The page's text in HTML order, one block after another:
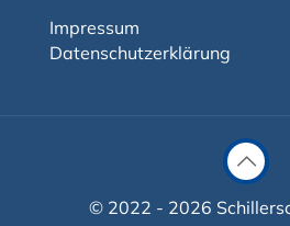
Impressum
Datenschutzerklärung
© 2022 - 2026